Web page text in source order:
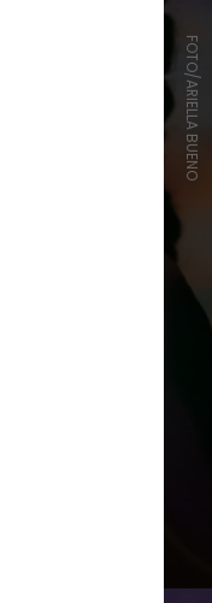
FOTO/ARIELLA BUENO